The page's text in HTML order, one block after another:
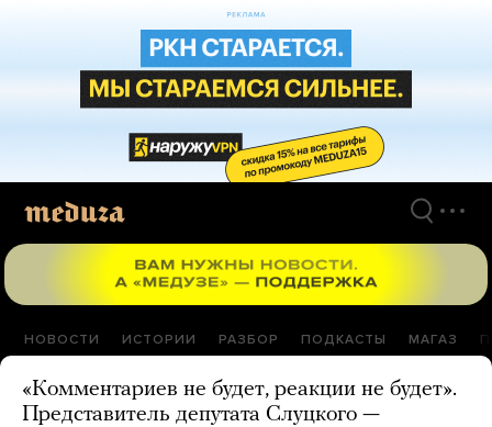
НОВОСТИ ИСТОРИИ РАЗБОР ПОДКАСТЫ МАГАЗ
«Комментариев не будет, реакции не будет».
Представитель депутата Слуцкого —